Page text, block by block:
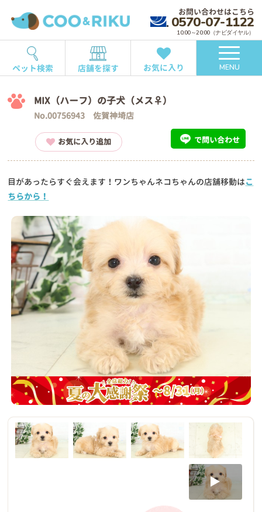
お問い合わせはこちら
0570-07-1122
10:00～20:00（ナビダイヤル）
ペット検索 店舗を探す お気に入り MENU
MIX（ハーフ）の子犬（メス♀）
No.00756943 佐賀神埼店
お気に入り追加 で問い合わせ
目があったらすぐ会えます！ワンちゃんネコちゃんの店舗移動はこ
ちらから！